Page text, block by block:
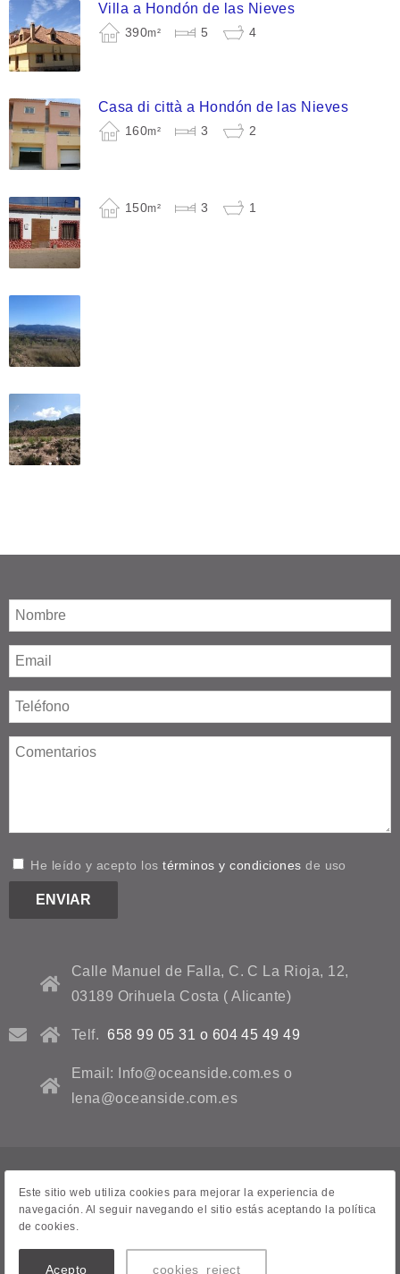
Villa a Hondón de las Nieves
390m² 5 4
Casa di città a Hondón de las Nieves
160m² 3 2
150m² 3 1
He leído y acepto lostérminos y condiciones de uso
Calle Manuel de Falla, C. C La Rioja, 12,
03189 Orihuela Costa ( Alicante)
Telf. 658 99 05 31 o 604 45 49 49
Email: Info@oceanside.com.es o
lena@oceanside.com.es
Avviso legale
Informativa sulla privacy
Contatto
Este sitio web utiliza cookies para mejorar la experiencia de
navegación. Al seguir navegando el sitio estás aceptando la política
de cookies.
Acepto cookies_reject